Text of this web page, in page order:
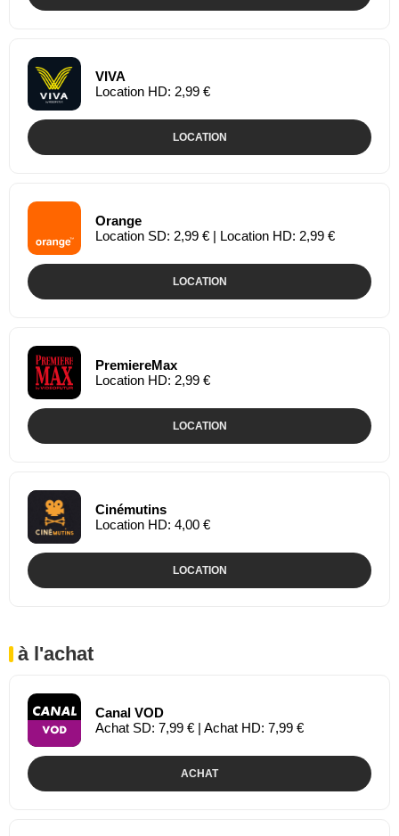
VIVA
Location HD: 2,99 €
LOCATION
Orange
Location SD: 2,99 € | Location HD: 2,99 €
LOCATION
PremiereMax
Location HD: 2,99 €
LOCATION
Cinémutins
Location HD: 4,00 €
LOCATION
à l'achat
Canal VOD
Achat SD: 7,99 € | Achat HD: 7,99 €
ACHAT